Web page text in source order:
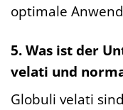
optimale
5. Was ist der
velati und
Globuli velati